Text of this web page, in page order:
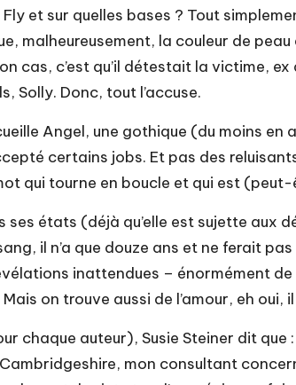
et sur quelles bases ? Tout
malheureusement, la couleur de
cas, c’est qu’il détestait la victime,
Solly. Donc, tout l’accuse.
Angel, une gothique (du moins
certains jobs. Et pas des
qui tourne en boucle et qui est
ses états (déjà qu’elle est sujette
il n’a que douze ans et ne ferait
inattendues – énormément de
on trouve aussi de l’amour, eh oui,
chaque auteur), Susie Steiner dit que
mon consultant